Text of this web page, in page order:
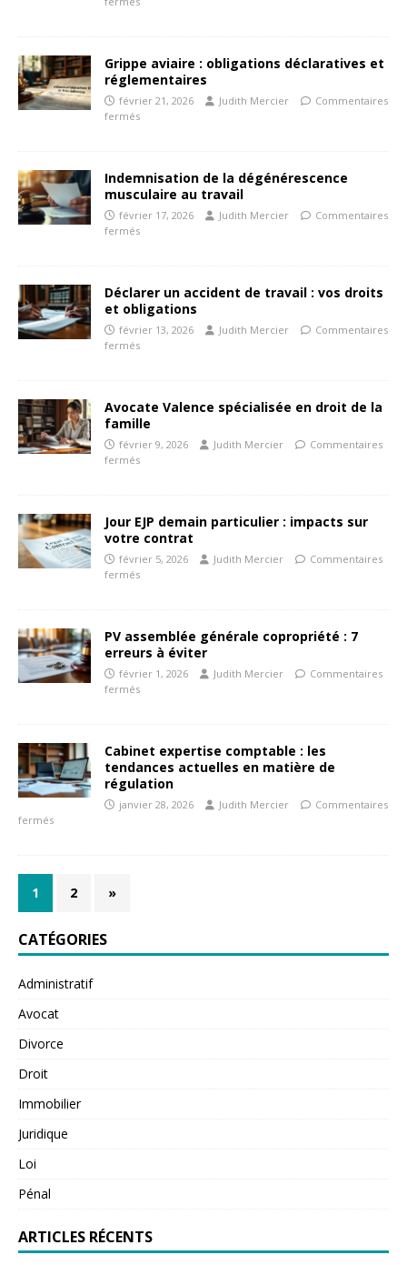
Grippe aviaire : obligations déclaratives et
réglementaires
février 21, 2026 Judith Mercier
Commentaires
fermés
Indemnisation de la dégénérescence
musculaire au travail
février 17, 2026 Judith Mercier
Commentaires
fermés
Déclarer un accident de travail : vos droits
et obligations
février 13, 2026 Judith Mercier
Commentaires
fermés
Avocate Valence spécialisée en droit de la
famille
février 9, 2026 Judith Mercier
Commentaires
fermés
Jour EJP demain particulier : impacts sur
votre contrat
février 5, 2026 Judith Mercier
Commentaires
fermés
PV assemblée générale copropriété : 7
erreurs à éviter
février 1, 2026 Judith Mercier
Commentaires
fermés
Cabinet expertise comptable : les
tendances actuelles en matière de
régulation
janvier 28, 2026 Judith Mercier
Commentaires
fermés
1 2 »
CATÉGORIES
Administratif
Avocat
Divorce
Droit
Immobilier
Juridique
Loi
Pénal
ARTICLES RÉCENTS